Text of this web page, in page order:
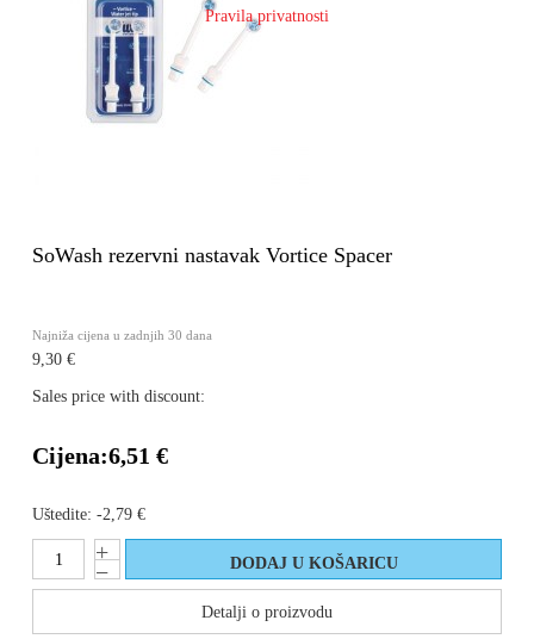
SoWash rezervni nastavak Vortice Spacer
Najniža cijena u zadnjih 30 dana
9,30 €
Sales price with discount:
Cijena:6,51 €
Uštedite: -2,79 €
Detalji o proizvodu
Pravila privatnosti